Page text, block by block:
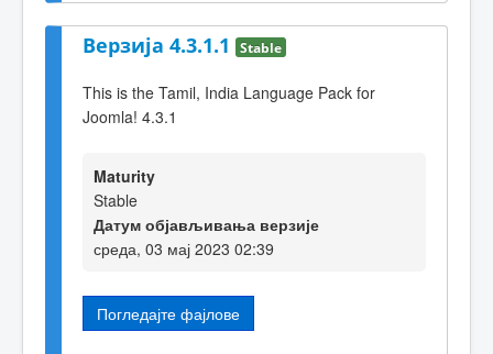
Верзија 4.3.1.1 Stable
This is the Tamil, India Language Pack for
Joomla! 4.3.1
Maturity
Stable
Датум објављивања верзије
среда, 03 мај 2023 02:39
Погледајте фајлове